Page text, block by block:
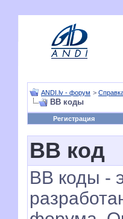
ANDI.lv - форум >
BB коды
Регистрация
BB код
BB коды -